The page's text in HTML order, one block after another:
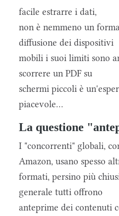
facile estrarre i dati,
non è nemmeno un
diffusione dei dispositivi
mobili i suoi limiti sono
scorrere un PDF su
schermi piccoli è
piacevole...
La questione
I "concorrenti" globali,
Amazon, usano spesso
formati, persino più
generale tutti offrono
anteprime dei contenuti